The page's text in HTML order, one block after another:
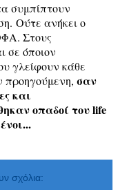
συμπίπτουν
Ούτε ανήκει ο
Στους
σε όποιον
γλείφουν κάθε
προηγούμενη,σαν
και
οπαδοί του life
σχόλια: